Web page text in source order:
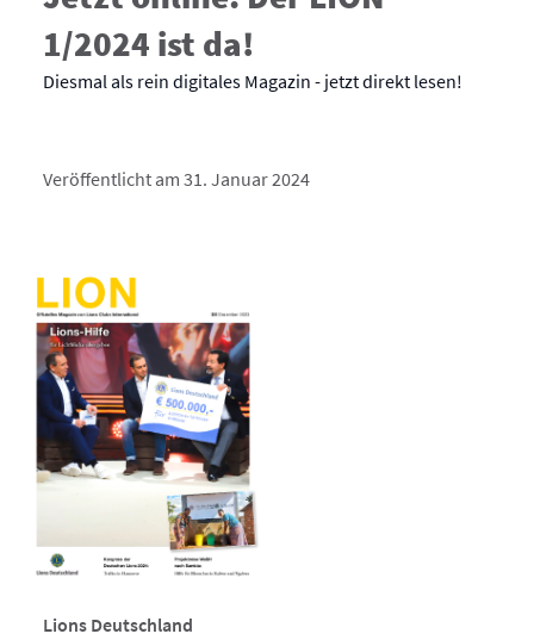
1/2024 ist da!
Diesmal als rein digitales Magazin - jetzt direkt lesen!
Veröffentlicht am 31. Januar 2024
Lions Deutschland